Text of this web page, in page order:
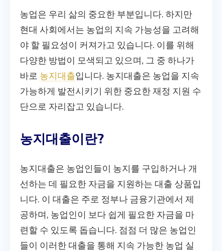
농업은 우리 삶의 중요한 부분입니다. 하지만
현대 사회에서는 농업의 지속 가능성을 고려해
야 할 필요성이 커져가고 있습니다. 이를 위해
다양한 방법이 모색되고 있으며, 그 중 하나가
바로 농지대출입니다. 농지대출은 농업을 지속
가능하게 발전시키기 위한 중요한 재정 지원 수
단으로 자리잡고 있습니다.
농지대출이란?
농지대출은 농업인들이 농지를 구입하거나 개
선하는 데 필요한 자금을 지원하는 대출 상품입
니다. 이 대출은 주로 정부나 금융기관에서 제
공하며, 농업인이 보다 쉽게 필요한 자금을 마
련할 수 있도록 돕습니다. 점점 더 많은 농업인
들이 이러한 대출을 통해 지속 가능한 농업 실